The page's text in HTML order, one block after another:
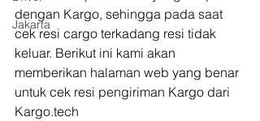
Jakarta
dengan Kargo, sehingga pada saat
cek resi cargo terkadang resi tidak
keluar. Berikut ini kami akan
memberikan halaman web yang benar
untuk cek resi pengiriman Kargo dari
Kargo.tech